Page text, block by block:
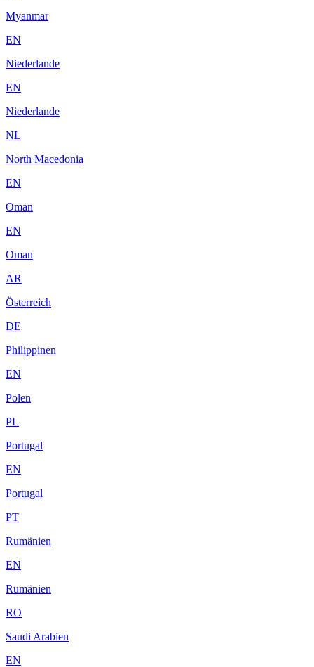
Myanmar
EN
Niederlande
EN
Niederlande
NL
North Macedonia
EN
Oman
EN
Oman
AR
Österreich
DE
Philippinen
EN
Polen
PL
Portugal
EN
Portugal
PT
Rumänien
EN
Rumänien
RO
Saudi Arabien
EN